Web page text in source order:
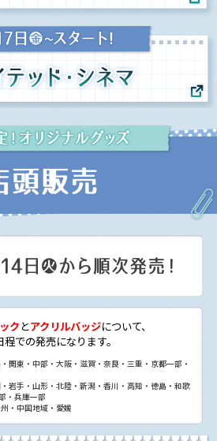
ク とアクリルバッジについて、
での発売になります。
東・中部・大阪・滋賀・奈良・三重・京都一部・
手・山形・北陸・新潟・香川・高知・徳島・和歌
・兵庫一部
・中国地域・愛媛